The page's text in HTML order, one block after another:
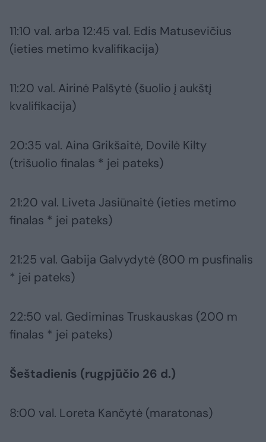
11:10 val. arba 12:45 val. Edis Matusevičius
(ieties metimo kvalifikacija)
11:20 val. Airinė Palšytė (šuolio į aukštį
kvalifikacija)
20:35 val. Aina Grikšaitė, Dovilė Kilty
(trišuolio finalas * jei pateks)
21:20 val. Liveta Jasiūnaitė (ieties metimo
finalas * jei pateks)
21:25 val. Gabija Galvydytė (800 m pusfinalis
* jei pateks)
22:50 val. Gediminas Truskauskas (200 m
finalas * jei pateks)
Šeštadienis (rugpjūčio 26 d.)
8:00 val. Loreta Kančytė (maratonas)